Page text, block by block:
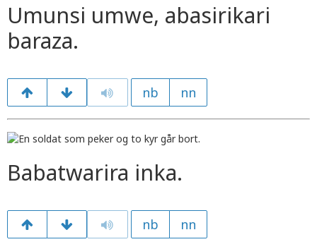
Umunsi umwe, abasirikari
baraza.
nb nn
Babatwarira inka.
nb nn